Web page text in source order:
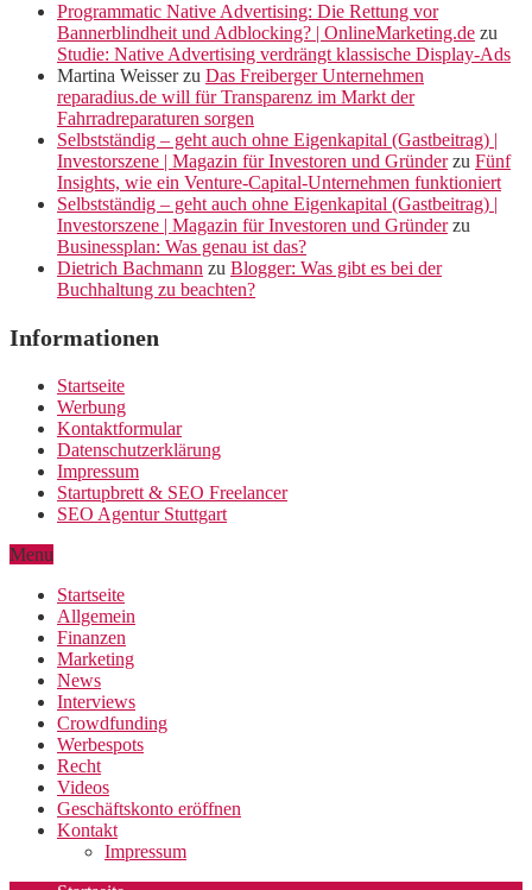
Programmatic Native Advertising: Die Rettung vor
Bannerblindheit und Adblocking? | OnlineMarketing.de zu
Studie: Native Advertising verdrängt klassische Display-Ads
Martina Weisserzu Das Freiberger Unternehmen
reparadius.de will für Transparenz im Markt der
Fahrradreparaturen sorgen
Selbstständig – geht auch ohne Eigenkapital (Gastbeitrag) |
Investorszene | Magazin für Investoren und Gründerzu Fünf
Insights, wie ein Venture-Capital-Unternehmen funktioniert
Selbstständig – geht auch ohne Eigenkapital (Gastbeitrag) |
Investorszene | Magazin für Investoren und Gründerzu
Businessplan: Was genau ist das?
Dietrich Bachmann zu Blogger: Was gibt es bei der
Buchhaltung zu beachten?
Informationen
Startseite
Werbung
Kontaktformular
Datenschutzerklärung
Impressum
Startupbrett & SEO Freelancer
SEO Agentur Stuttgart
Menu
Startseite
Allgemein
Finanzen
Marketing
News
Interviews
Crowdfunding
Werbespots
Recht
Videos
Geschäftskonto eröffnen
Kontakt
Impressum